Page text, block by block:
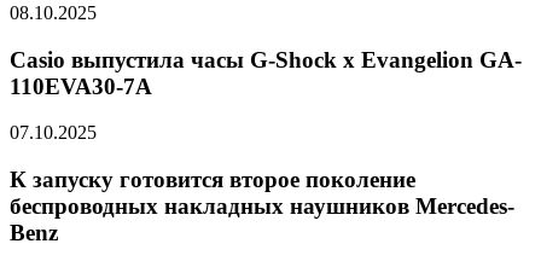
08.10.2025
Casio выпустила часы G-Shock x Evangelion GA-
110EVA30-7A
07.10.2025
К запуску готовится второе поколение
беспроводных накладных наушников Mercedes-
Benz